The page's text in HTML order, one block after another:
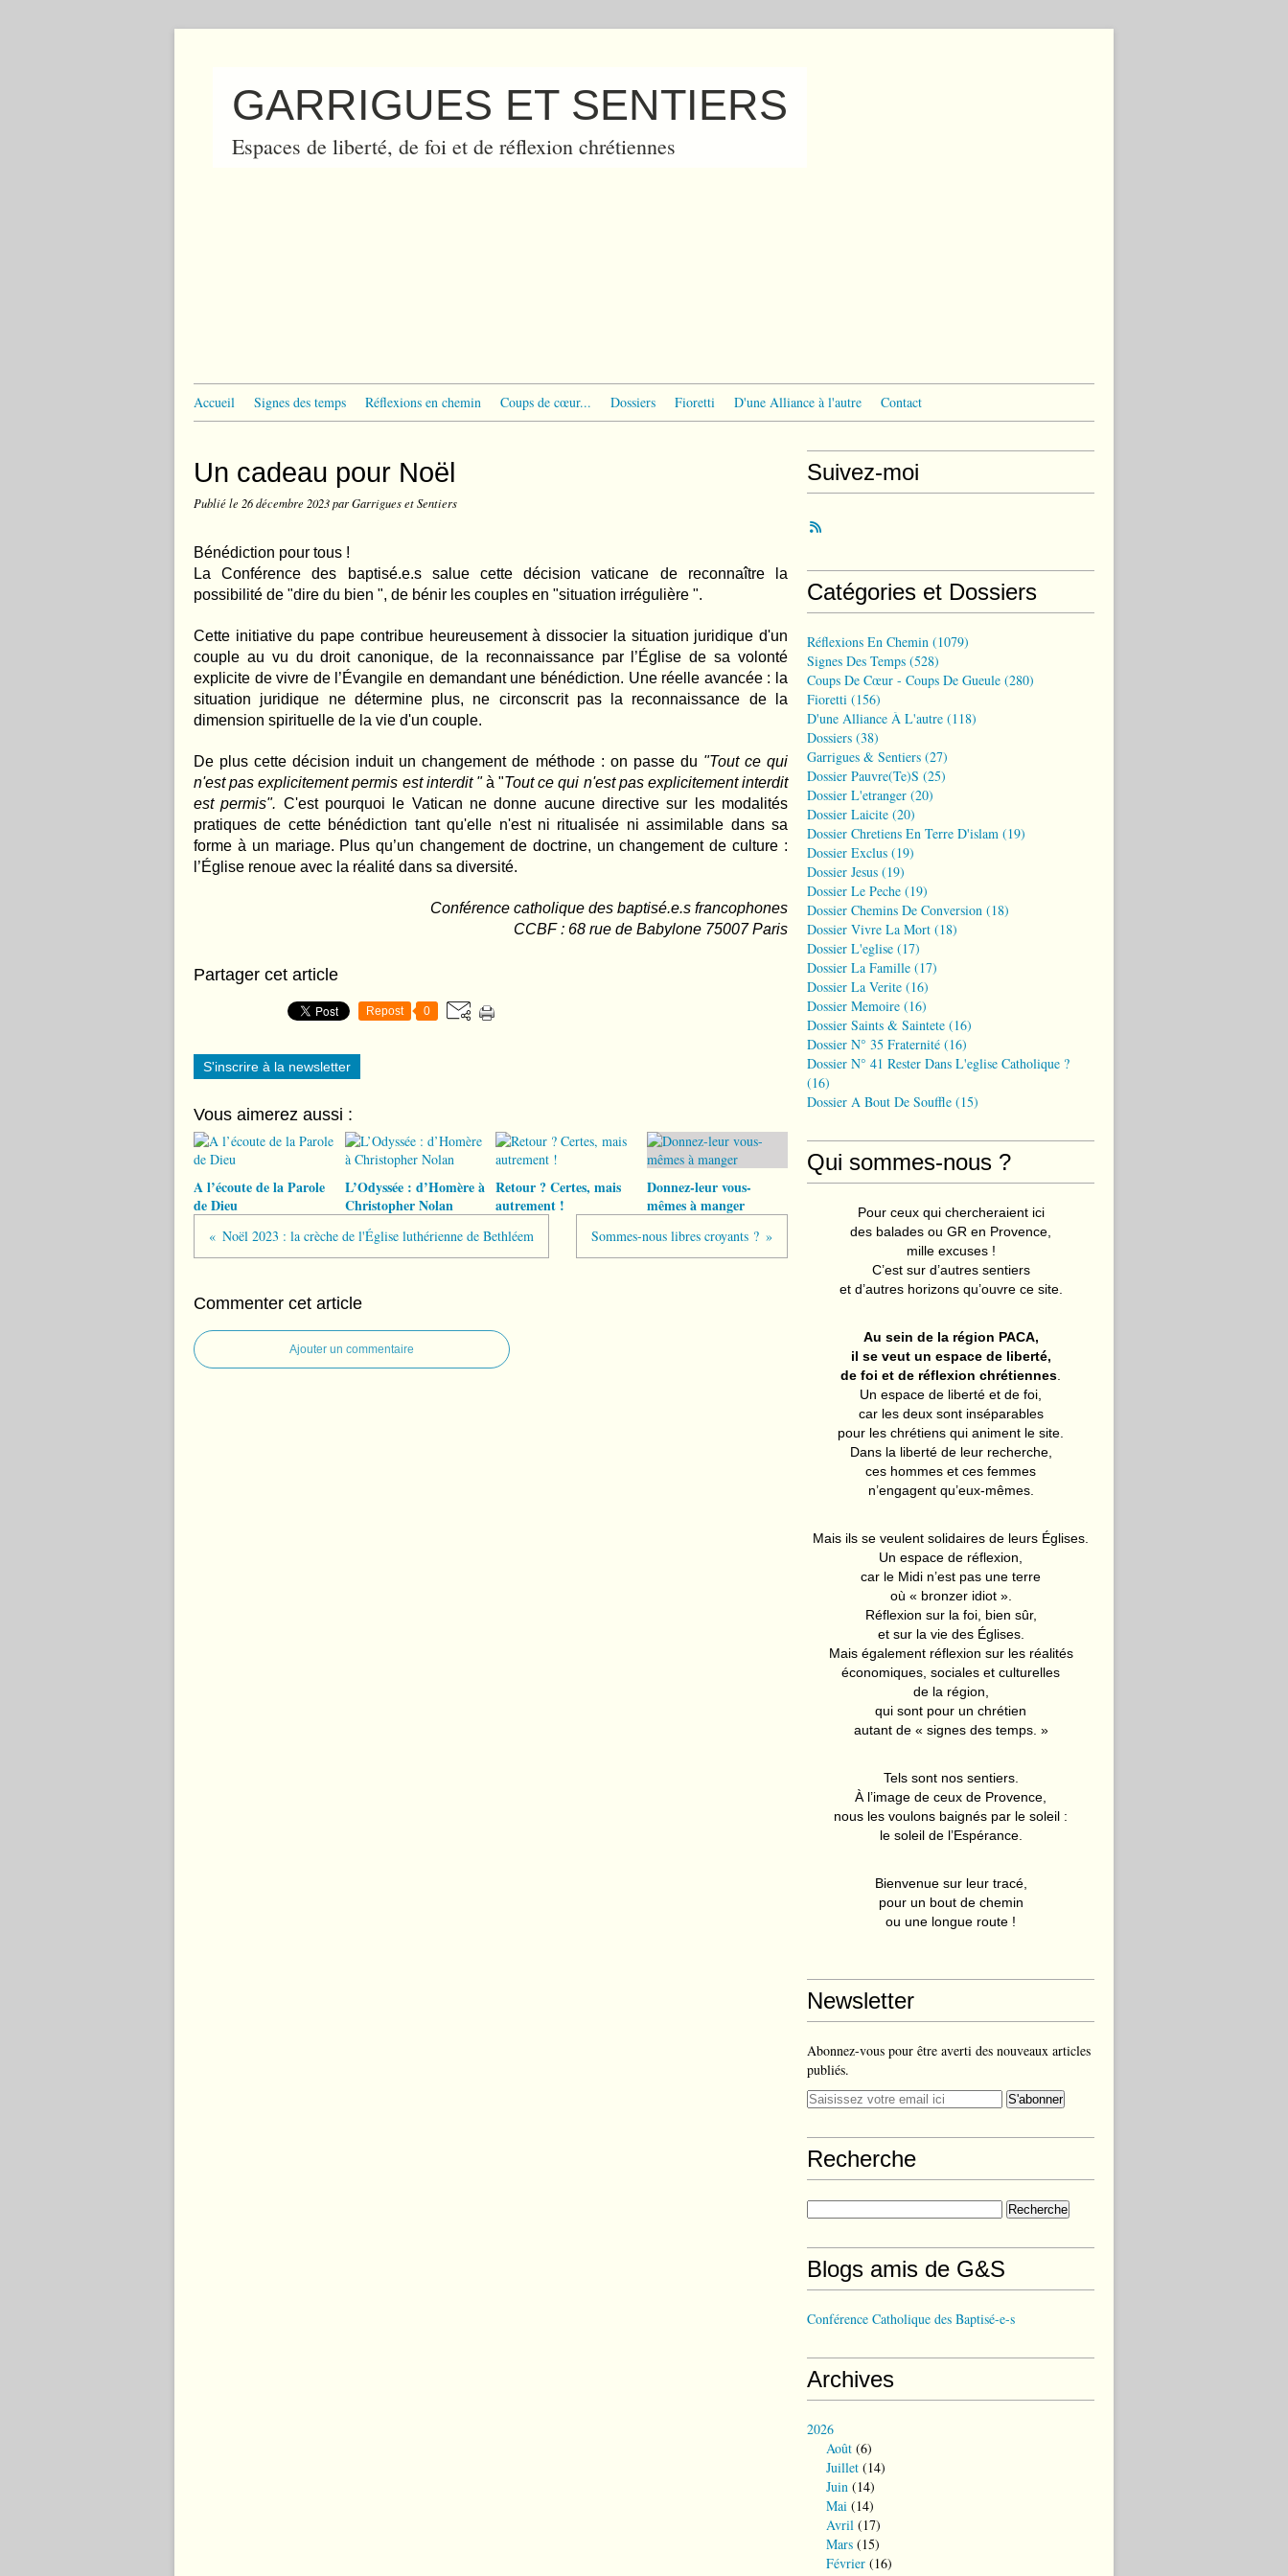
GARRIGUES ET SENTIERS
Espaces de liberté, de foi et de réflexion chrétiennes
Accueil Signes des temps Réflexions en chemin Coups de cœur... Dossiers Fioretti D'une Alliance à l'autre Contact
Un cadeau pour Noël
Publié le 26 décembre 2023par Garrigues et Sentiers
Bénédiction pour tous !
La Conférence des baptisé.e.s salue cette décision vaticane de reconnaître la
possibilité de "dire du bien ", de bénir les couples en "situation irrégulière ".
Cette initiative du pape contribue heureusement à dissocier la situation juridique d'un
couple au vu du droit canonique, de la reconnaissance par l’Église de sa volonté
explicite de vivre de l’Évangile en demandant une bénédiction. Une réelle avancée : la
situation juridique ne détermine plus, ne circonscrit pas la reconnaissance de la
dimension spirituelle de la vie d'un couple.
De plus cette décision induit un changement de méthode : on passe du "Tout ce qui
n'est pas explicitement permis est interdit "à "Tout ce qui n'est pas explicitement interdit
est permis". C'est pourquoi le Vatican ne donne aucune directive sur les modalités
pratiques de cette bénédiction tant qu'elle n'est ni ritualisée ni assimilable dans sa
forme à un mariage. Plus qu’un changement de doctrine, un changement de culture :
l’Église renoue avec la réalité dans sa diversité.
Conférence catholique des baptisé.e.s francophones
CCBF : 68 rue de Babylone 75007 Paris
Partager cet article
Repost 0
S'inscrire à la newsletter
Vous aimerez aussi :
A l’écoute de la Parole
de Dieu
L’Odyssée : d’Homère à
Christopher Nolan
Retour ? Certes, mais
autrement !
Donnez-leur vous-
mêmes à manger
Noël 2023 : la crèche de l'Église luthérienne de Bethléem Sommes-nous libres croyants ?
Commenter cet article
Ajouter un commentaire
Suivez-moi
Catégories et Dossiers
Réflexions En Chemin (1079)
Signes Des Temps (528)
Coups De Cœur - Coups De Gueule (280)
Fioretti (156)
D'une Alliance À L'autre (118)
Dossiers (38)
Garrigues & Sentiers (27)
Dossier Pauvre(te)s (25)
Dossier L'etranger (20)
Dossier Laicite (20)
Dossier Chretiens En Terre D'islam (19)
Dossier Exclus (19)
Dossier Jesus (19)
Dossier Le Peche (19)
Dossier Chemins De Conversion (18)
Dossier Vivre La Mort (18)
Dossier L'eglise (17)
Dossier La Famille (17)
Dossier La Verite (16)
Dossier Memoire (16)
Dossier Saints & Saintete (16)
Dossier N° 35 Fraternité (16)
Dossier N° 41 Rester Dans L'eglise Catholique ?
(16)
Dossier A Bout De Souffle (15)
Qui sommes-nous ?
Pour ceux qui chercheraient ici
des balades ou GR en Provence,
mille excuses !
C’est sur d’autres sentiers
et d’autres horizons qu’ouvre ce site.
Au sein de la région PACA,
il se veut un espace de liberté,
de foi et de réflexion chrétiennes
Un espace de liberté et de foi,
car les deux sont inséparables
pour les chrétiens qui animent le site.
Dans la liberté de leur recherche,
ces hommes et ces femmes
n’engagent qu’eux-mêmes.
Mais ils se veulent solidaires de leurs Églises.
Un espace de réflexion,
car le Midi n’est pas une terre
où « bronzer idiot ».
Réflexion sur la foi, bien sûr,
et sur la vie des Églises.
Mais également réflexion sur les réalités
économiques, sociales et culturelles
de la région,
qui sont pour un chrétien
autant de « signes des temps. »
Tels sont nos sentiers.
À l’image de ceux de Provence,
nous les voulons baignés par le soleil :
le soleil de l’Espérance.
Bienvenue sur leur tracé,
pour un bout de chemin
ou une longue route !
Newsletter
Abonnez-vous pour être averti des nouveaux articles
publiés.
Recherche
Blogs amis de G&S
Conférence Catholique des Baptisé-e-s
Archives
2026
Août (6)
Juillet (14)
Juin (14)
Mai (14)
Avril (17)
Mars (15)
Février (16)